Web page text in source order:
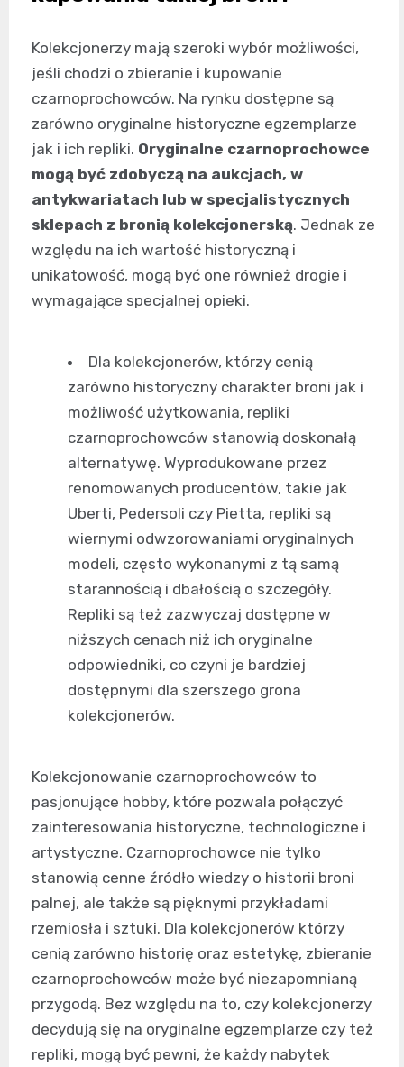
Kolekcjonerzy mają szeroki wybór możliwości,
jeśli chodzi o zbieranie i kupowanie
czarnoprochowców. Na rynku dostępne są
zarówno oryginalne historyczne egzemplarze
jak i ich repliki. Oryginalne czarnoprochowce
mogą być zdobyczą na aukcjach, w
antykwariatach lub w specjalistycznych
sklepach z bronią kolekcjonerską. Jednak ze
względu na ich wartość historyczną i
unikatowość, mogą być one również drogie i
wymagające specjalnej opieki.
Dla kolekcjonerów, którzy cenią
zarówno historyczny charakter broni jak i
możliwość użytkowania, repliki
czarnoprochowców stanowią doskonałą
alternatywę. Wyprodukowane przez
renomowanych producentów, takie jak
Uberti, Pedersoli czy Pietta, repliki są
wiernymi odwzorowaniami oryginalnych
modeli, często wykonanymi z tą samą
starannością i dbałością o szczegóły.
Repliki są też zazwyczaj dostępne w
niższych cenach niż ich oryginalne
odpowiedniki, co czyni je bardziej
dostępnymi dla szerszego grona
kolekcjonerów.
Kolekcjonowanie czarnoprochowców to
pasjonujące hobby, które pozwala połączyć
zainteresowania historyczne, technologiczne i
artystyczne. Czarnoprochowce nie tylko
stanowią cenne źródło wiedzy o historii broni
palnej, ale także są pięknymi przykładami
rzemiosła i sztuki. Dla kolekcjonerów którzy
cenią zarówno historię oraz estetykę, zbieranie
czarnoprochowców może być niezapomnianą
przygodą. Bez względu na to, czy kolekcjonerzy
decydują się na oryginalne egzemplarze czy też
repliki, mogą być pewni, że każdy nabytek